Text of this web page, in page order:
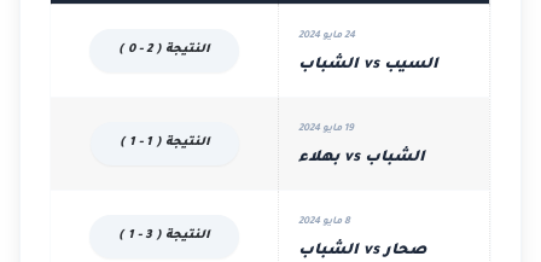
24 مايو 2024
السيب vs الشباب
النتيجة ( 2 - 0 )
19 مايو 2024
الشباب vs بهلاء
النتيجة ( 1 - 1 )
8 مايو 2024
صحار vs الشباب
النتيجة ( 3 - 1 )